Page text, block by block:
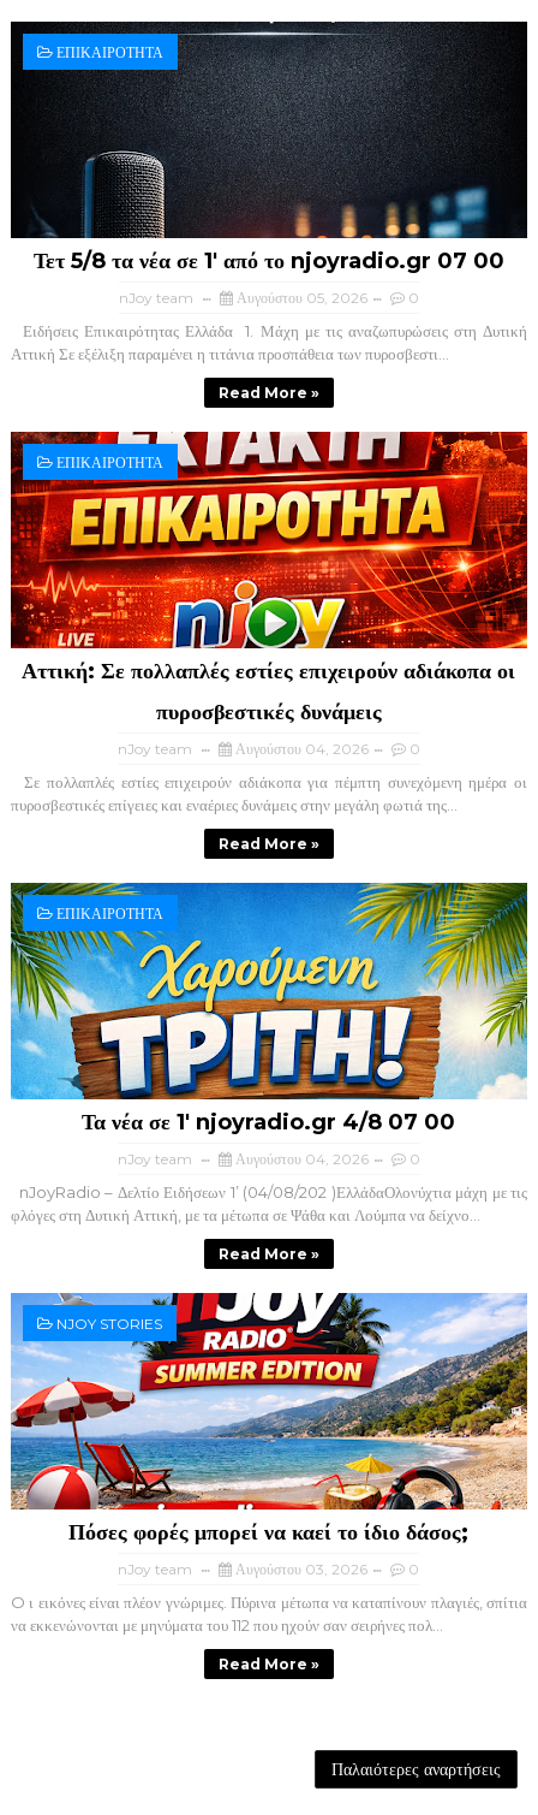
ΕΠΙΚΑΙΡΟΤΗΤΑ
Τετ 5/8 τα νέα σε 1' από το njoyradio.gr 07 00
nJoy team Αυγούστου 05, 2026 0
Ειδήσεις Επικαιρότητας Ελλάδα ​ 1. Μάχη με τις αναζωπυρώσεις στη Δυτική
Αττική ​Σε εξέλιξη παραμένει η τιτάνια προσπάθεια των πυροσβεστι...
Read More »
ΕΠΙΚΑΙΡΟΤΗΤΑ
Αττική: Σε πολλαπλές εστίες επιχειρούν αδιάκοπα οι
πυροσβεστικές δυνάμεις
nJoy team Αυγούστου 04, 2026 0
Σε πολλαπλές εστίες επιχειρούν αδιάκοπα για πέμπτη συνεχόμενη ημέρα οι
πυροσβεστικές επίγειες και εναέριες δυνάμεις στην μεγάλη φωτιά της...
Read More »
ΕΠΙΚΑΙΡΟΤΗΤΑ
Τα νέα σε 1' njoyradio.gr 4/8 07 00
nJoy team Αυγούστου 04, 2026 0
nJoyRadio – Δελτίο Ειδήσεων 1’ (04/08/202 )ΕλλάδαΟλονύχτια μάχη με τις
φλόγες στη Δυτική Αττική, με τα μέτωπα σε Ψάθα και Λούμπα να δείχνο...
Read More »
NJOY STORIES
Πόσες φορές μπορεί να καεί το ίδιο δάσος;
nJoy team Αυγούστου 03, 2026 0
O ι εικόνες είναι πλέον γνώριμες. Πύρινα μέτωπα να καταπίνουν πλαγιές, σπίτια
να εκκενώνονται με μηνύματα του 112 που ηχούν σαν σειρήνες πολ...
Read More »
Παλαιότερες αναρτήσεις